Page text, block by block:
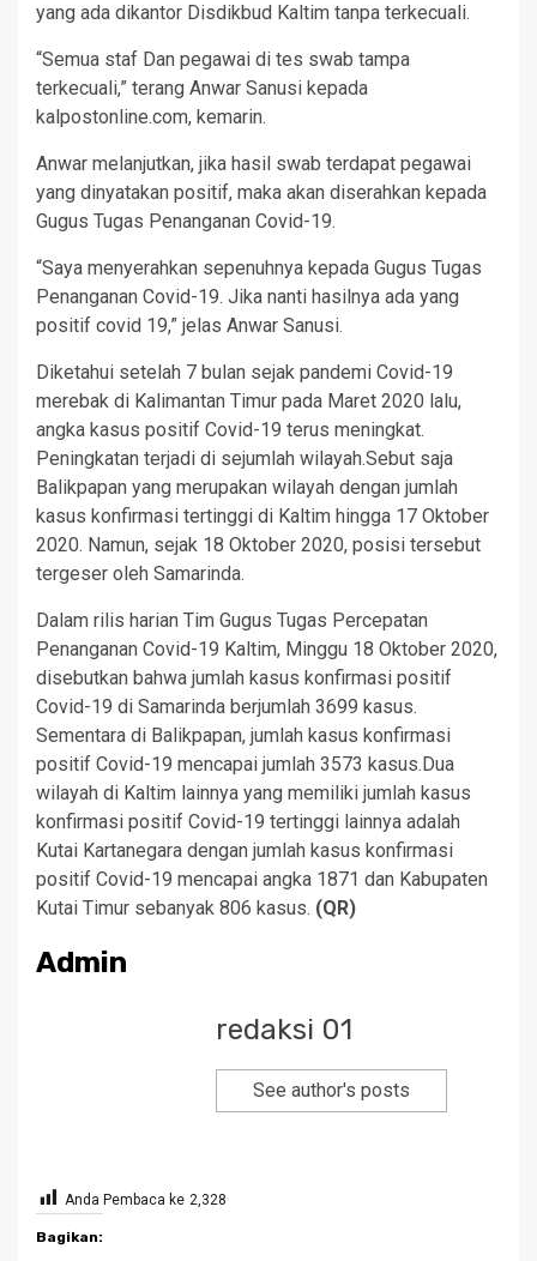
yang ada dikantor Disdikbud Kaltim tanpa terkecuali.
“Semua staf Dan pegawai di tes swab tampa
terkecuali,” terang Anwar Sanusi kepada
kalpostonline.com, kemarin.
Anwar melanjutkan, jika hasil swab terdapat pegawai
yang dinyatakan positif, maka akan diserahkan kepada
Gugus Tugas Penanganan Covid-19.
“Saya menyerahkan sepenuhnya kepada Gugus Tugas
Penanganan Covid-19. Jika nanti hasilnya ada yang
positif covid 19,” jelas Anwar Sanusi.
Diketahui setelah 7 bulan sejak pandemi Covid-19
merebak di Kalimantan Timur pada Maret 2020 lalu,
angka kasus positif Covid-19 terus meningkat.
Peningkatan terjadi di sejumlah wilayah.Sebut saja
Balikpapan yang merupakan wilayah dengan jumlah
kasus konfirmasi tertinggi di Kaltim hingga 17 Oktober
2020. Namun, sejak 18 Oktober 2020, posisi tersebut
tergeser oleh Samarinda.
Dalam rilis harian Tim Gugus Tugas Percepatan
Penanganan Covid-19 Kaltim, Minggu 18 Oktober 2020,
disebutkan bahwa jumlah kasus konfirmasi positif
Covid-19 di Samarinda berjumlah 3699 kasus.
Sementara di Balikpapan, jumlah kasus konfirmasi
positif Covid-19 mencapai jumlah 3573 kasus.Dua
wilayah di Kaltim lainnya yang memiliki jumlah kasus
konfirmasi positif Covid-19 tertinggi lainnya adalah
Kutai Kartanegara dengan jumlah kasus konfirmasi
positif Covid-19 mencapai angka 1871 dan Kabupaten
Kutai Timur sebanyak 806 kasus. (QR)
Admin
redaksi 01
See author's posts
Anda Pembaca ke 2,328
Bagikan: